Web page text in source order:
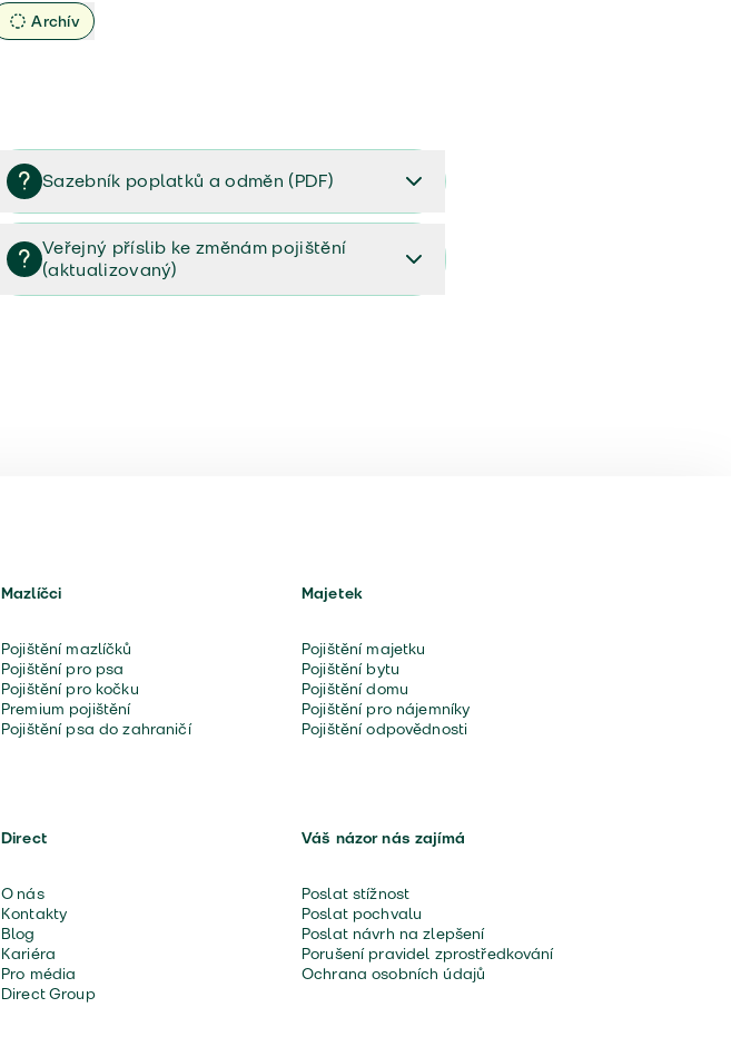
Archív
Sazebník poplatků a odměn (PDF)
Sazebník poplatků a odměn (PDF)
Veřejný příslib ke změnám pojištění
(aktualizovaný)
Mazlíčci
Pojištění mazlíčků
Pojištění pro psa
Pojištění pro kočku
Premium pojištění
Pojištění psa do zahraničí
Majetek
Pojištění majetku
Pojištění bytu
Pojištění domu
Pojištění pro nájemníky
Pojištění odpovědnosti
Direct
O nás
Kontakty
Blog
Kariéra
Pro média
Direct Group
Váš názor nás zajímá
Poslat stížnost
Poslat pochvalu
Poslat návrh na zlepšení
Porušení pravidel zprostředkování
Ochrana osobních údajů